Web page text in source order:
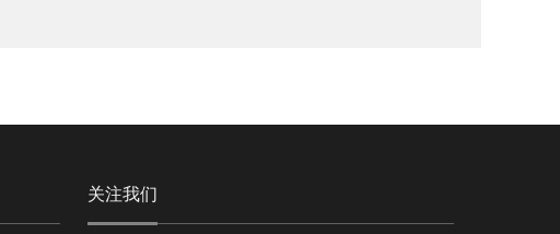
关注我们